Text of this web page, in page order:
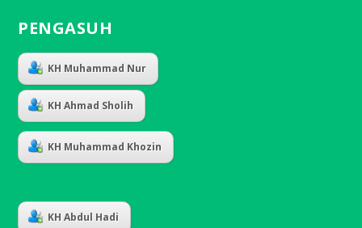
PENGASUH
KH Muhammad Nur
KH Ahmad Sholih
KH Muhammad Khozin
KH Abdul Hadi